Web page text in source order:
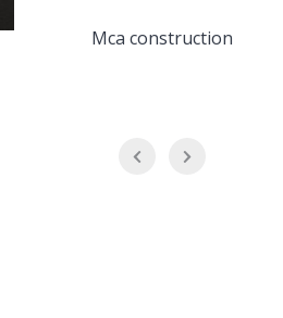
Mca construction